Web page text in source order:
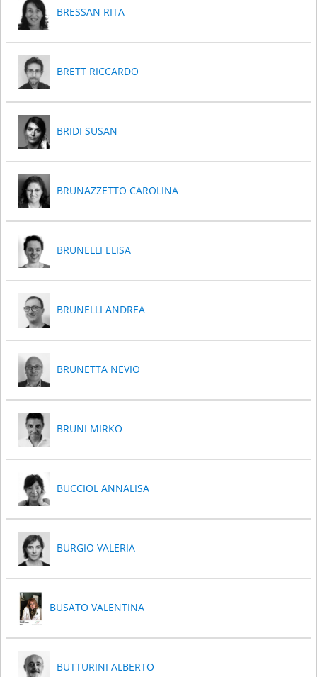
BRESSAN RITA
BRETT RICCARDO
BRIDI SUSAN
BRUNAZZETTO CAROLINA
BRUNELLI ELISA
BRUNELLI ANDREA
BRUNETTA NEVIO
BRUNI MIRKO
BUCCIOL ANNALISA
BURGIO VALERIA
BUSATO VALENTINA
BUTTURINI ALBERTO